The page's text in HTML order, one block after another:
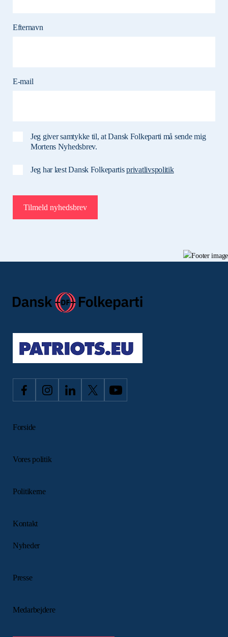
Efternavn
E-mail
Jeg giver samtykke til, at Dansk Folkeparti må sende mig
Mortens Nyhedsbrev.
Jeg har læst Dansk Folkepartisprivatlivspolitik
Forside
Vores politik
Politikerne
Kontakt
Nyheder
Presse
Medarbejdere